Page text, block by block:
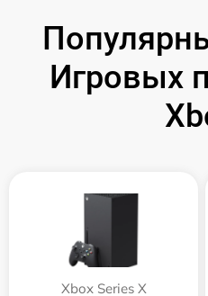
Игровых
Xbox Series X